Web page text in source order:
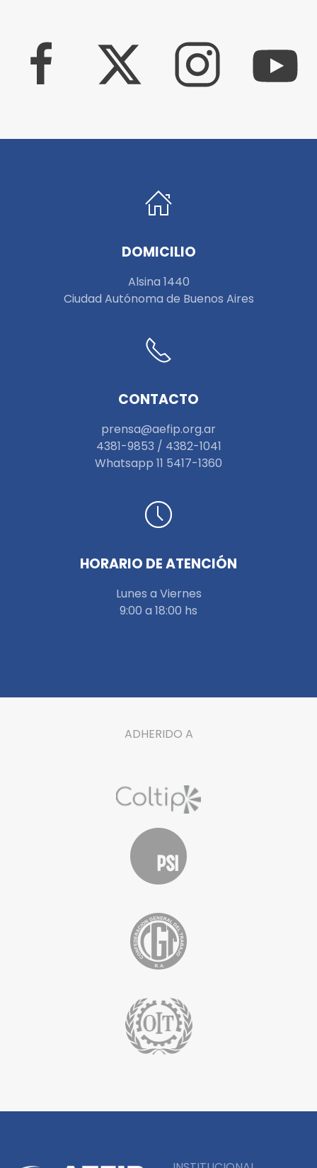
DOMICILIO
Alsina 1440
Ciudad Autónoma de Buenos Aires
CONTACTO
prensa@aefip.org.ar
4381-9853 / 4382-1041
Whatsapp 11 5417-1360
HORARIO DE ATENCIÓN
Lunes a Viernes
9:00 a 18:00 hs
ADHERIDO A